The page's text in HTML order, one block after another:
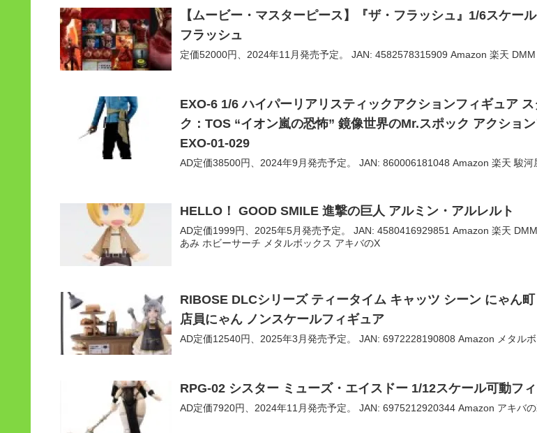
【ムービー・マスターピース】『ザ・フラッシュ』1/6スケー
フラッシュ
定価52000円、2024年11月発売予定。 JAN: 4582578315909 Amazon 楽天 DMM
EXO-6 1/6 ハイパーリアリスティックアクションフィギュア ス
ク：TOS “イオン嵐の恐怖” 鏡像世界のMr.スポック アクショ
EXO-01-029
AD定価38500円、2024年9月発売予定。 JAN: 860006181048 Amazon 楽天 駿河
HELLO！ GOOD SMILE 進撃の巨人 アルミン・アルレルト
AD定価1999円、2025年5月発売予定。 JAN: 4580416929851 Amazon 楽天
あみ ホビーサーチ メタルボックス アキバのX
RIBOSE DLCシリーズ ティータイム キャッツ シーン にゃん町
店員にゃん ノンスケールフィギュア
AD定価12540円、2025年3月発売予定。 JAN: 6972228190808 Amazon メタル
RPG-02 シスター ミューズ・エイスドー 1/12スケール可動フ
AD定価7920円、2024年11月発売予定。 JAN: 6975212920344 Amazon アキバ